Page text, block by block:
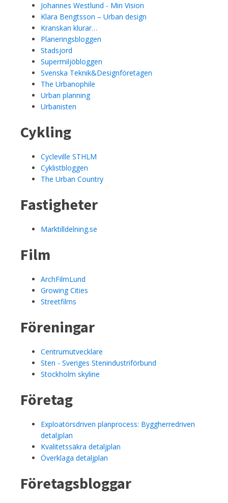
Johannes Westlund - Min Vision
Klara Bengtsson – Urban design
Kranskan klurar…
Planeringsbloggen
Stadsjord
Supermiljöbloggen
Svenska Teknik&Designföretagen
The Urbanophile
Urban planning
Urbanisten
Cykling
Cycleville STHLM
Cyklistbloggen
The Urban Country
Fastigheter
Marktilldelning.se
Film
ArchFilmLund
Growing Cities
Streetfilms
Föreningar
Centrumutvecklare
Sten - Sveriges Stenindustriförbund
Stockholm skyline
Företag
Exploatörsdriven planprocess: Byggherredriven
detaljplan
Kvalitetssäkra detaljplan
Överklaga detaljplan
Företagsbloggar